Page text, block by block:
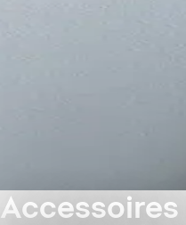
Accessoires